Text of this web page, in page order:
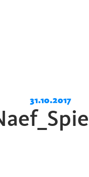
31.10.2017